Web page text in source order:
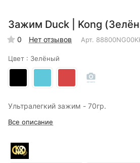
Зажим Duck | Kong
0 Нет отзывов Арт.
Цвет : Зелёный
Ультралегкий зажим - 70гр.
Все описание